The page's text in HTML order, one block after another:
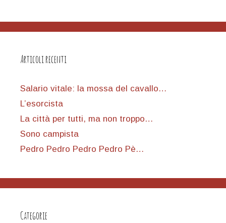
Articoli recenti
Salario vitale: la mossa del cavallo…
L’esorcista
La città per tutti, ma non troppo…
Sono campista
Pedro Pedro Pedro Pedro Pè…
Categorie